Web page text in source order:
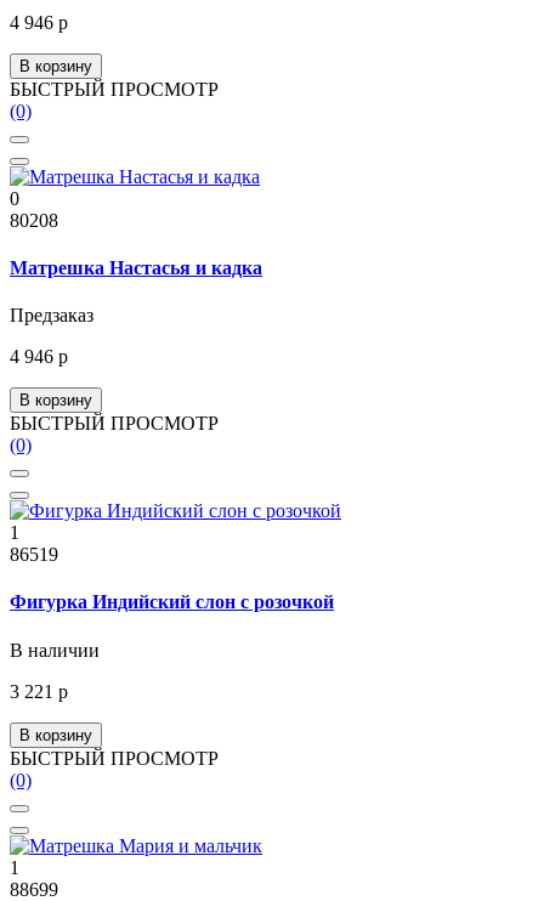
4 946 р
В корзину
БЫСТРЫЙ ПРОСМОТР
(0)
0
80208
Матрешка Настасья и кадка
Предзаказ
4 946 р
В корзину
БЫСТРЫЙ ПРОСМОТР
(0)
1
86519
Фигурка Индийский слон с розочкой
В наличии
3 221 р
В корзину
БЫСТРЫЙ ПРОСМОТР
(0)
1
88699